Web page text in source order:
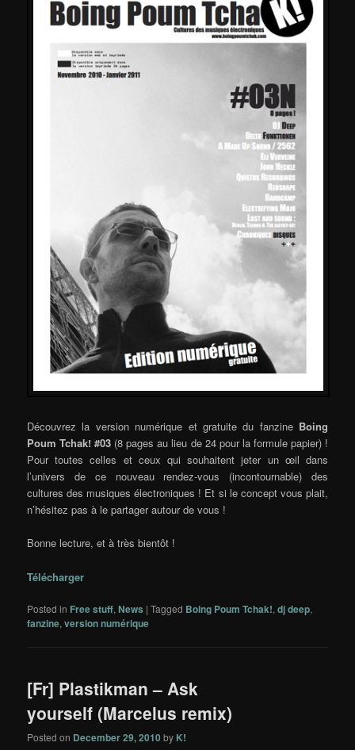
Découvrez la version numérique et gratuite du fanzine Boing
Poum Tchak! #03 (8 pages au lieu de 24 pour la formule papier) !
Pour toutes celles et ceux qui souhaitent jeter un œil dans
l’univers de ce nouveau rendez-vous (incontournable) des
cultures des musiques électroniques ! Et si le concept vous plait,
n’hésitez pas à le partager autour de vous !
Bonne lecture, et à très bientôt !
Télécharger
Posted in Free stuff,News |Tagged Boing Poum Tchak!,dj deep,
fanzine,version numérique
[Fr] Plastikman – Ask
yourself (Marcelus remix)
Posted on December 29, 2010 by K!